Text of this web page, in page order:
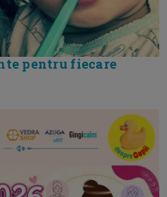
pentru fiecare